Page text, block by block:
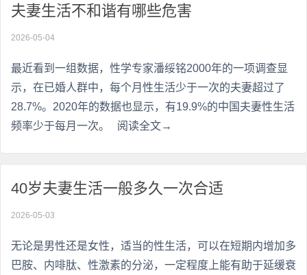
夫妻生活不和谐有哪些危害
2026-05-04
最近看到一组数据，性学专家潘绥铭2000年的一项调查显
示，在已婚人群中，每个月性生活少于一次的夫妻超过了
28.7%。2020年的数据也显示，有19.9%的中国夫妻性生活
频率少于每月一次。
阅读全文→
40岁夫妻生活一般多久一次合适
2026-05-03
无论是男性还是女性，适当的性生活，可以在短期内增加多
巴胺、内啡肽、性激素的分泌，一定程度上能有助于延缓衰